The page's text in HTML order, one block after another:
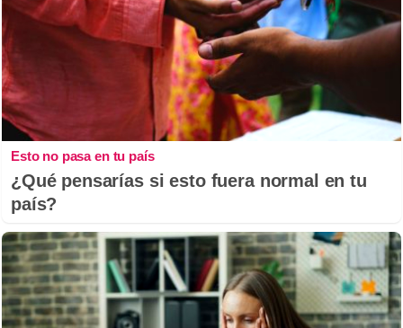
Esto no pasa en tu país
¿Qué pensarías si esto fuera normal en tu
país?